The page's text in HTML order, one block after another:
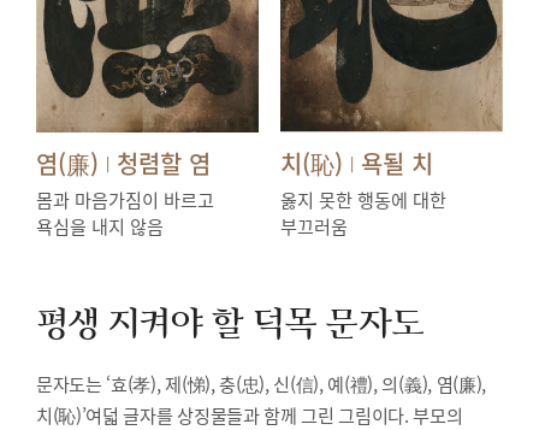
염(廉) | 청렴할 염
몸과 마음가짐이 바르고
욕심을 내지 않음
치(恥) | 욕될 치
옳지 못한 행동에 대한
부끄러움
평생 지켜야 할 덕목 문자도
문자도는 ‘효(孝), 제(悌), 충(忠), 신(信), 예(禮), 의(義), 염(廉),
치(恥)’여덟 글자를 상징물들과 함께 그린 그림이다. 부모의